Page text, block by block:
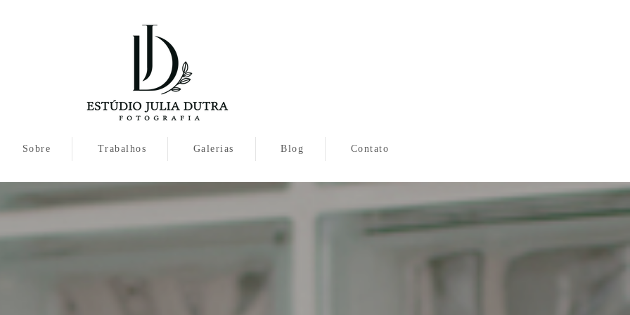
Sobre Trabalhos Galerias Blog Contato